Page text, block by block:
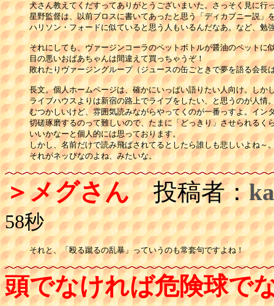
犬さん教えてくだすってありがとうございまいた。さっそく見に行
星野監督は、以前ブロスに書いてあったと思う「ディカプニー説」
ハリソン・フォードに似ていると思う人もいるんだなあ。など、勉
それにしても、ヴァージンコーラのペットボトルが醤油のペットに
目の悪いおばあちゃんは間違えて買っちゃうぞ！
敗れたりヴァージングループ（ジュースの缶ごときで夢を語る会長
長文。個人ホームページは、確かにいっぱい語りたい人向け。しか
ライブハウスよりは新宿の路上でライブをしたい、と思うのが人情
むつかしいけど、雰囲気読みながらやってくのが一番っすよ。イン
切磋琢磨するのって難しいので、たまに「どっきり」させられるく
いいかなーと個人的には思っております。
しかし、名前だけで読み飛ばされてるとしたら誰しも悲しいよね～
＞メグさん投稿者：
58秒
それと、「殴る蹴るの乱暴」っていうのも常套句ですよね！
頭でなければ危険球で